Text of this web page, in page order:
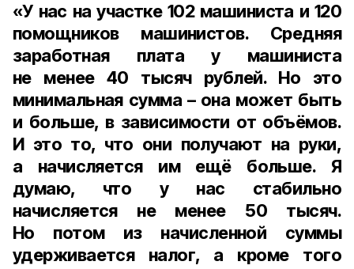
«У нас на участке 102 машиниста и 120
помощников машинистов. Средняя
заработная плата у машиниста
не менее 40 тысяч рублей. Но это
минимальная сумма – она может быть
и больше, в зависимости от объёмов.
И это то, что они получают на руки,
а начисляется им ещё больше. Я
думаю, что у нас стабильно
начисляется не менее 50 тысяч.
Но потом из начисленной суммы
удерживается налог, а кроме того